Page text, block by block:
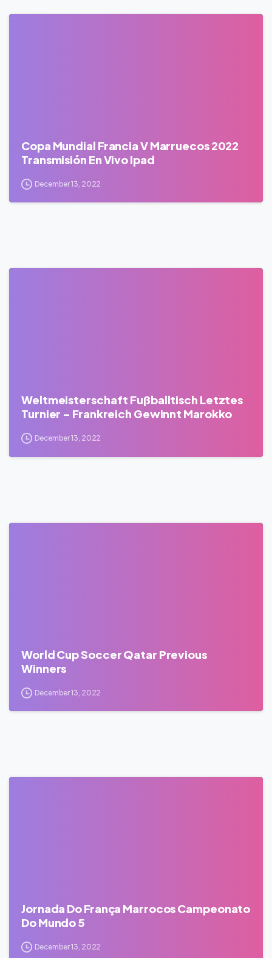
Copa Mundial Francia V Marruecos 2022
Transmisión En Vivo Ipad
December 13, 2022
Weltmeisterschaft Fußballtisch Letztes
Turnier – Frankreich Gewinnt Marokko
December 13, 2022
World Cup Soccer Qatar Previous
Winners
December 13, 2022
Jornada Do França Marrocos Campeonato
Do Mundo 5
December 13, 2022